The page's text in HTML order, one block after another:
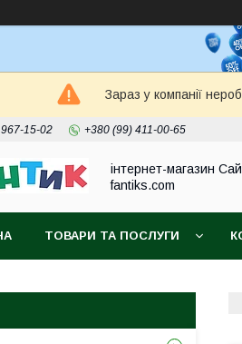
Зараз у компанії
15-02 +380 (99) 411-00-65
інтернет-магазин
fantiks.com
ТОВАРИ ТА ПОСЛУГИ